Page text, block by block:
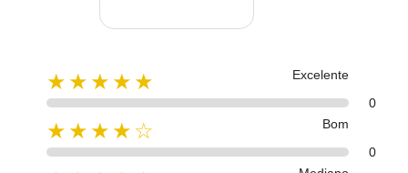
★★★★★
Excelente
0
★★★★☆
Bom
0